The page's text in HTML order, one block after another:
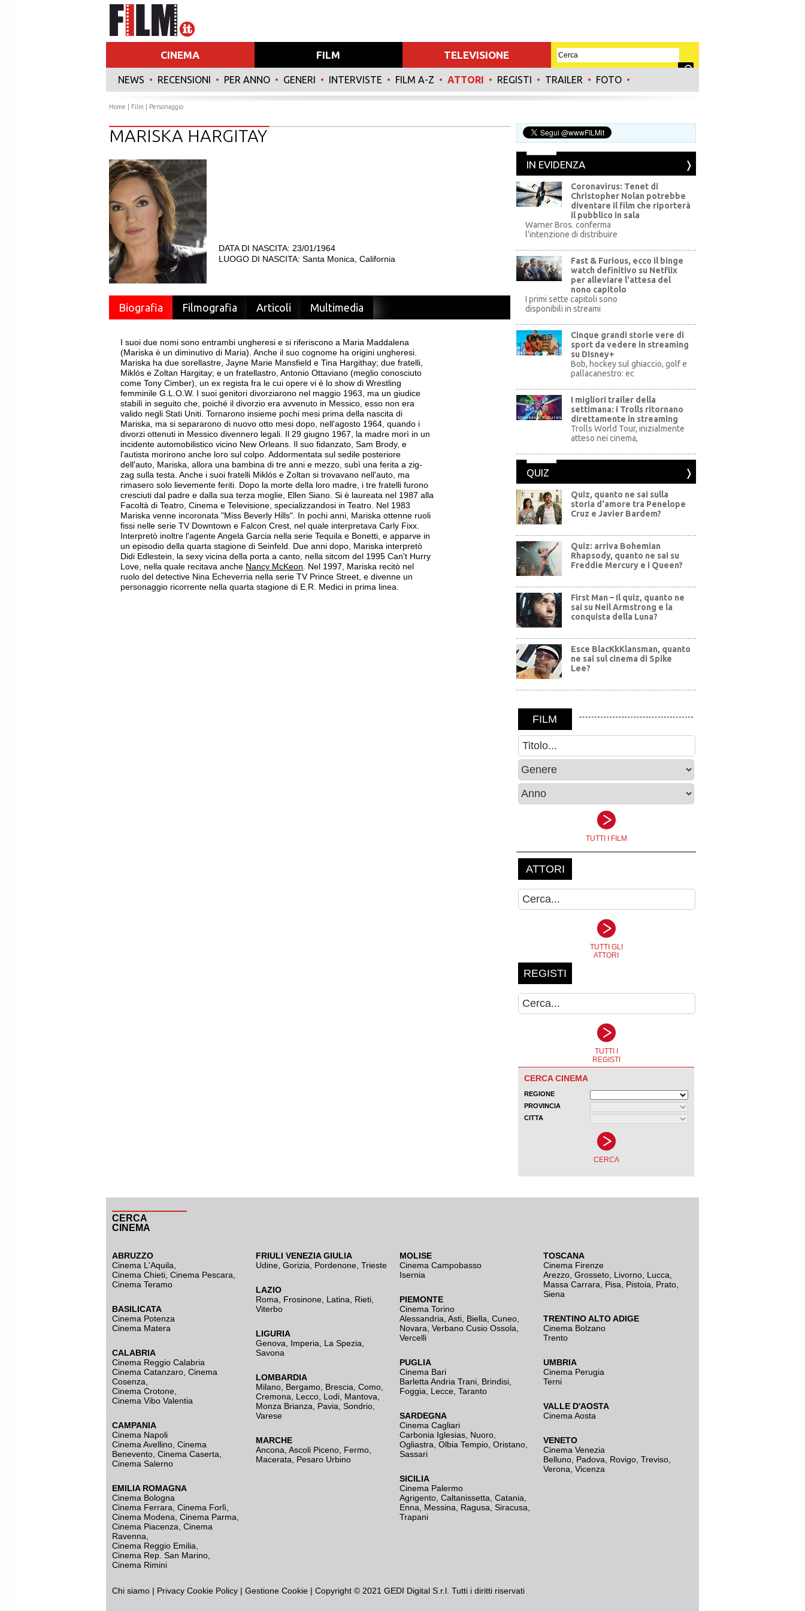
CINEMA FILM TELEVISIONE
NEWS • RECENSIONI • PER ANNO • GENERI • INTERVISTE • FILM A-Z • ATTORI • REGISTI • TRAILER • FOTO •
Home Film | Personaggio
MARISKA HARGITAY
DATA DI NASCITA: 23/01/1964
LUOGO DI NASCITA: Santa Monica, California
Biografia Filmografia Articoli Multimedia
I suoi due nomi sono entrambi ungheresi e si riferiscono a Maria Maddalena
(Mariska è un diminutivo di Maria). Anche il suo cognome ha origini ungheresi.
Mariska ha due sorellastre, Jayne Marie Mansfield e Tina Hargithay; due fratelli,
Miklós e Zoltan Hargitay; e un fratellastro, Antonio Ottaviano (meglio conosciuto
come Tony Cimber), un ex regista fra le cui opere vi è lo show di Wrestling
femminile G.L.O.W. I suoi genitori divorziarono nel maggio 1963, ma un giudice
stabilì in seguito che, poiché il divorzio era avvenuto in Messico, esso non era
valido negli Stati Uniti. Tornarono insieme pochi mesi prima della nascita di
Mariska, ma si separarono di nuovo otto mesi dopo, nell'agosto 1964, quando i
divorzi ottenuti in Messico divennero legali. Il 29 giugno 1967, la madre morì in un
incidente automobilistico vicino New Orleans. Il suo fidanzato, Sam Brody, e
l'autista morirono anche loro sul colpo. Addormentata sul sedile posteriore
dell'auto, Mariska, allora una bambina di tre anni e mezzo, subì una ferita a zig-
zag sulla testa. Anche i suoi fratelli Miklós e Zoltan si trovavano nell'auto, ma
rimasero solo lievemente feriti. Dopo la morte della loro madre, i tre fratelli furono
cresciuti dal padre e dalla sua terza moglie, Ellen Siano. Si è laureata nel 1987 alla
Facoltà di Teatro, Cinema e Televisione, specializzandosi in Teatro. Nel 1983
Mariska venne incoronata "Miss Beverly Hills". In pochi anni, Mariska ottenne ruoli
fissi nelle serie TV Downtown e Falcon Crest, nel quale interpretava Carly Fixx.
Interpretò inoltre l'agente Angela Garcia nella serie Tequila e Bonetti, e apparve in
un episodio della quarta stagione di Seinfeld. Due anni dopo, Mariska interpretò
Didi Edlestein, la sexy vicina della porta a canto, nella sitcom del 1995 Can't Hurry
Love, nella quale recitava anche Nancy McKeon . Nel 1997, Mariska recitò nel
ruolo del detective Nina Echeverria nella serie TV Prince Street, e divenne un
personaggio ricorrente nella quarta stagione di E.R. Medici in prima linea.
IN EVIDENZA
WB
Coronavirus: Tenet di
Christopher Nolan potrebbe
diventare il film che riporterà
il pubblico in sala
Warner Bros. conferma
l'intenzione di distribuire
Fast & Furious, ecco il binge
watch definitivo su Netflix
per alleviare l'attesa del
nono capitolo
I primi sette capitoli sono
disponibili in streami
Disney+
Cinque grandi storie vere di
sport da vedere in streaming
su DIsney+
Bob, hockey sul ghiaccio, golf e
pallacanestro: ec
Universal Pictures
I migliori trailer della
settimana: i Trolls ritornano
direttamente in streaming
Trolls World Tour, inizialmente
atteso nei cinema,
QUIZ
Quiz, quanto ne sai sulla
storia d'amore tra Penelope
Cruz e Javier Bardem?
Quiz: arriva Bohemian
Rhapsody, quanto ne sai su
Freddie Mercury e i Queen?
First Man – Il quiz, quanto ne
sai su Neil Armstrong e la
conquista della Luna?
Esce BlacKkKlansman, quanto
ne sai sul cinema di Spike
Lee?
CERCA
CINEMA
ABRUZZO
Cinema L'Aquila
Cinema Chieti, Cinema Pescara,
Cinema Teramo
BASILICATA
Cinema Potenza
Cinema Matera
CALABRIA
Cinema Reggio Calabria
Cinema Catanzaro Cinema
Cosenza
Cinema Crotone
Cinema Vibo Valentia
CAMPANIA
Cinema Napoli
Cinema Avellino Cinema
Benevento Cinema Caserta
Cinema Salerno
EMILIA ROMAGNA
Cinema Bologna
Cinema Ferrara Cinema Forlì
Cinema Modena Cinema Parma
Cinema Piacenza Cinema
Ravenna
Cinema Reggio Emilia
Cinema Rep. San Marino
Cinema Rimini
FRIULI VENEZIA GIULIA
Udine Gorizia Pordenone Trieste
LAZIO
Roma
Frosinone Latina Rieti
Viterbo
LIGURIA
Genova
Imperia La Spezia
Savona
LOMBARDIA
Milano Bergamo Brescia, Como
Cremona
Lecco Lodi Mantova
Monza Brianza
Pavia Sondrio
Varese
MARCHE
Ancona Ascoli Piceno Fermo
Macerata
Pesaro Urbino
MOLISE
Cinema Campobasso
Isernia
PIEMONTE
Cinema Torino
Alessandria Asti Biella Cuneo
Novara Verbano Cusio Ossola
Vercelli
PUGLIA
Cinema Bari
Barletta Andria Trani Brindisi
Foggia
Lecce Taranto
SARDEGNA
Cinema Cagliari
Carbonia Iglesias Nuoro
Ogliastra Olbia Tempio Oristano
Sassari
SICILIA
Cinema Palermo
Agrigento Caltanissetta Catania
Enna
Messina Ragusa Siracusa
Trapani
TOSCANA
Cinema Firenze
Arezzo Grosseto Livorno Lucca
Massa Carrara
Pisa Pistoia Prato
Siena
TRENTINO ALTO ADIGE
Cinema Bolzano
Trento
UMBRIA
Cinema Perugia
Terni
VALLE D'AOSTA
Cinema Aosta
VENETO
Cinema Venezia
Belluno Padova Rovigo Treviso
Verona Vicenza
Chi siamo | Privacy Cookie Policy | Gestione Cookie | Copyright © 2021 GEDI Digital S.r.l. Tutti i diritti riservati